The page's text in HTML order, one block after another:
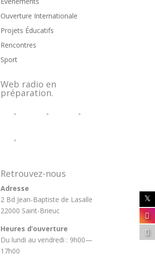
Ouverture Internationale
Projets Éducatifs
Rencontres
Sport
Web radio en
préparation.
Retrouvez-nous
Adresse
2 Bd Jean-Baptiste de Lasalle
22000 Saint-Brieuc
Heures d’ouverture
Du lundi au vendredi : 9h00—
17h00